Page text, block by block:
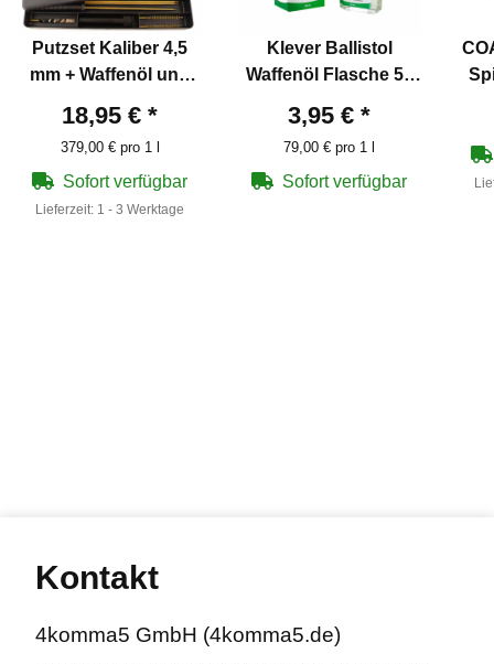
Putzset Kaliber 4,5
mm + Waffenöl und
18,95 € *
379,00 € pro 1 l
Sofort verfügbar
Lieferzeit: 1 - 3 Werktage
Klever Ballistol
Waffenöl Flasche 50
3,95 € *
79,00 € pro 1 l
Sofort verfügbar
Kontakt
4komma5 GmbH (4komma5.de)